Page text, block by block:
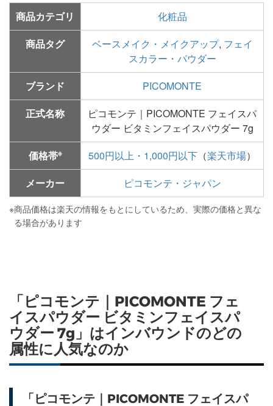
商品カテゴリ
化粧品
商品タグ
ベースメイク・メイクアップ, フェイ
スカラー・パウダー
ブランド
PICOMONTE
正式名称
ピコモンテ｜PICOMONTE フェイスパ
ウダー ビタミンフェイスパウダー 7g
価格帯※ 500円以上・1,000円以下 （楽天市場）
メーカー
ピコモンテ・ジャパン
※商品価格は楽天の情報をもとにしているため、実際の価格と異な
る場合があります
「ピコモンテ｜PICOMONTE フェ
イスパウダー ビタミンフェイスパ
ウダー 7g」はインバウンドのどの
属性に人気なのか
「ピコモンテ｜PICOMONTE フェイスパ